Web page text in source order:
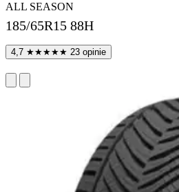
ALL SEASON
185/65R15 88H
4,7 ★★★★★ 23 opinie